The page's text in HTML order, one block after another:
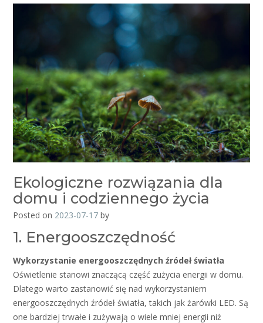
Ekologiczne rozwiązania dla
domu i codziennego życia
Posted on 2023-07-17 by
1. Energooszczędność
Wykorzystanie energooszczędnych źródeł światła
Oświetlenie stanowi znaczącą część zużycia energii w domu.
Dlatego warto zastanowić się nad wykorzystaniem
energooszczędnych źródeł światła, takich jak żarówki LED. Są
one bardziej trwałe i zużywają o wiele mniej energii niż